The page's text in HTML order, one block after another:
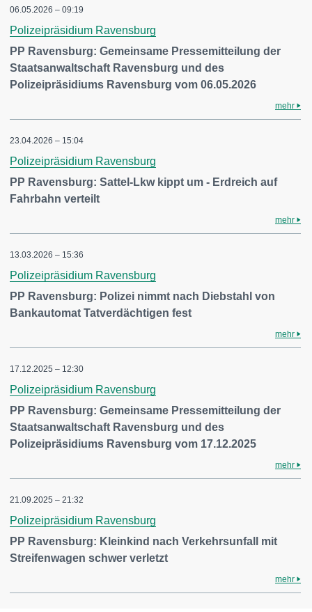
06.05.2026 – 09:19
Polizeipräsidium Ravensburg
PP Ravensburg: Gemeinsame Pressemitteilung der
Staatsanwaltschaft Ravensburg und des
Polizeipräsidiums Ravensburg vom 06.05.2026
mehr
23.04.2026 – 15:04
Polizeipräsidium Ravensburg
PP Ravensburg: Sattel-Lkw kippt um - Erdreich auf
Fahrbahn verteilt
mehr
13.03.2026 – 15:36
Polizeipräsidium Ravensburg
PP Ravensburg: Polizei nimmt nach Diebstahl von
Bankautomat Tatverdächtigen fest
mehr
17.12.2025 – 12:30
Polizeipräsidium Ravensburg
PP Ravensburg: Gemeinsame Pressemitteilung der
Staatsanwaltschaft Ravensburg und des
Polizeipräsidiums Ravensburg vom 17.12.2025
mehr
21.09.2025 – 21:32
Polizeipräsidium Ravensburg
PP Ravensburg: Kleinkind nach Verkehrsunfall mit
Streifenwagen schwer verletzt
mehr